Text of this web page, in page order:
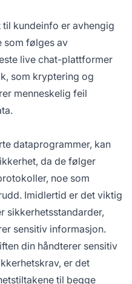
kundeinfo er avhengig
som følges av
live chat-plattformer
som kryptering og
menneskelig feil
dataprogrammer, kan
da de følger
noe som
Imidlertid er det viktig
sikkerhetsstandarder,
sensitiv informasjon.
din håndterer sensitiv
er det
til begge